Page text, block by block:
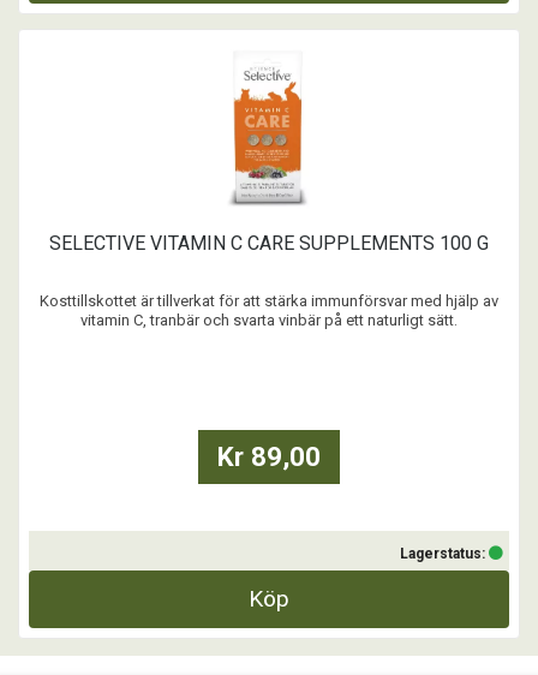
SELECTIVE VITAMIN C CARE SUPPLEMENTS 100 G
Kosttillskottet är tillverkat för att stärka immunförsvar med hjälp av
vitamin C, tranbär och svarta vinbär på ett naturligt sätt.
Kr 89,00
Lagerstatus:
Köp